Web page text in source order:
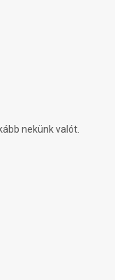
nekünk valót.